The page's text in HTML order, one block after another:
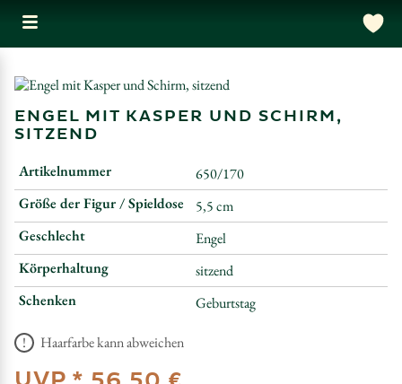
ENGEL MIT KASPER UND SCHIRM,
SITZEND
Artikelnummer
650/170
Größe der Figur / Spieldose
5,5 cm
Geschlecht
Engel
Körperhaltung
sitzend
Schenken
Geburtstag
Haarfarbe kann abweichen